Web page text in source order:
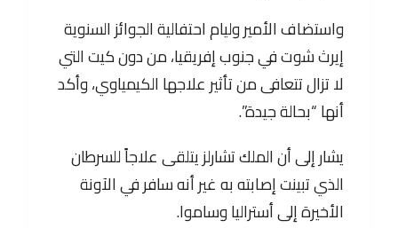
واستضاف الأمير وليام احتفالية الجوائز السنوية
إيرث شوت في جنوب إفريقيا، من دون كيت التي
لا تزال تتعافى من تأثير علاجها الكيمياوي، وأكد
أنها “بحالة جيدة”.
يشار إلى أن الملك تشارلز يتلقى علاجاً للسرطان
الذي تبينت إصابته به غير أنه سافر في الآونة
الأخيرة إلى أستراليا وساموا.